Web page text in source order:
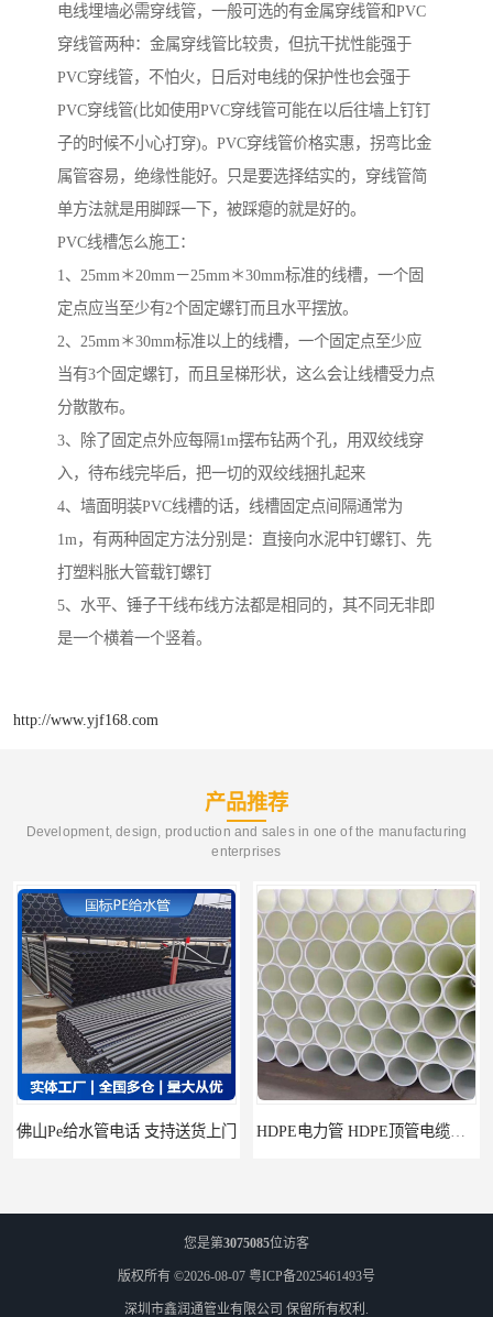
电线埋墙必需穿线管，一般可选的有金属穿线管和PVC
穿线管两种：金属穿线管比较贵，但抗干扰性能强于
PVC穿线管，不怕火，日后对电线的保护性也会强于
PVC穿线管(比如使用PVC穿线管可能在以后往墙上钉钉
子的时候不小心打穿)。PVC穿线管价格实惠，拐弯比金
属管容易，绝缘性能好。只是要选择结实的，穿线管简
单方法就是用脚踩一下，被踩瘪的就是好的。
PVC线槽怎么施工：
1、25mm＊20mm－25mm＊30mm标准的线槽，一个固
定点应当至少有2个固定螺钉而且水平摆放。
2、25mm＊30mm标准以上的线槽，一个固定点至少应
当有3个固定螺钉，而且呈梯形状，这么会让线槽受力点
分散散布。
3、除了固定点外应每隔1m摆布钻两个孔，用双绞线穿
入，待布线完毕后，把一切的双绞线捆扎起来
4、墙面明装PVC线槽的话，线槽固定点间隔通常为
1m，有两种固定方法分别是：直接向水泥中钉螺钉、先
打塑料胀大管载钉螺钉
5、水平、锤子干线布线方法都是相同的，其不同无非即
是一个横着一个竖着。
http://www.yjf168.com
产品推荐
Development, design, production and sales in one of the manufacturing
enterprises
HDPE电力管 HDPE顶管电缆管保护套管
您是第3075085位访客
版权所有 ©2026-08-07 粤ICP备2025461493号
深圳市鑫润通管业有限公司 保留所有权利.